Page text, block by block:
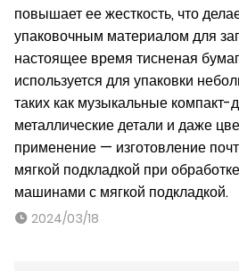
повышает ее жесткость, что
упаковочным материалом для
настоящее время тисненая
используется для упаковки
таких как музыкальные
металлические детали и даже
применение — изготовление
мягкой подкладкой при
машинами с мягкой подкладкой.
2024/03/18